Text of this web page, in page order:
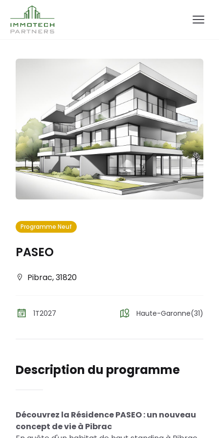
Programme Neuf
PASEO
Pibrac,31820
1T2027 Haute-Garonne(31)
Description du programme
Découvrez la Résidence PASEO : un nouveau
concept de vie à Pibrac